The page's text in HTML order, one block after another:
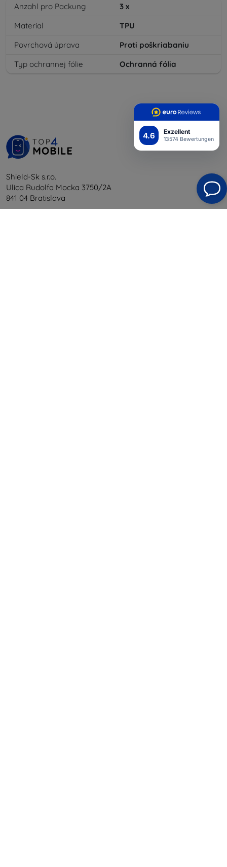
4.6 Exzellent
13574 Bewertungen
Anzahl pro Packung 3 x
Material
TPU
Povrchová úprava
Proti poškriabaniu
Typ ochrannej fólie
Ochranná fólia
Shield-Sk s.r.o.
Ulica Rudolfa Mocka 3750/2A
841 04 Bratislava